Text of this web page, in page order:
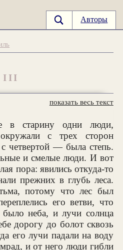
Авторы
III
показать весь текст
в старину одни люди,
с трех сторон
четвертой — была степь.
и смелые люди. И вот
пора: явились откуда-то
прежних в глубь леса.
потому что лес был
его ветви, что
было неба, и лучи солнца
дорогу до болот сквозь
его лучи падали на воду
и от него люди гибли